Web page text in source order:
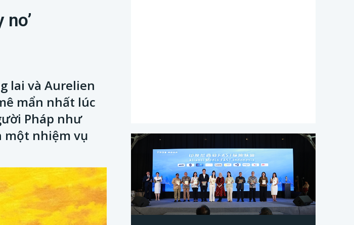
lai và Aurelien
mẩn nhất lúc
Pháp như
một nhiệm vụ